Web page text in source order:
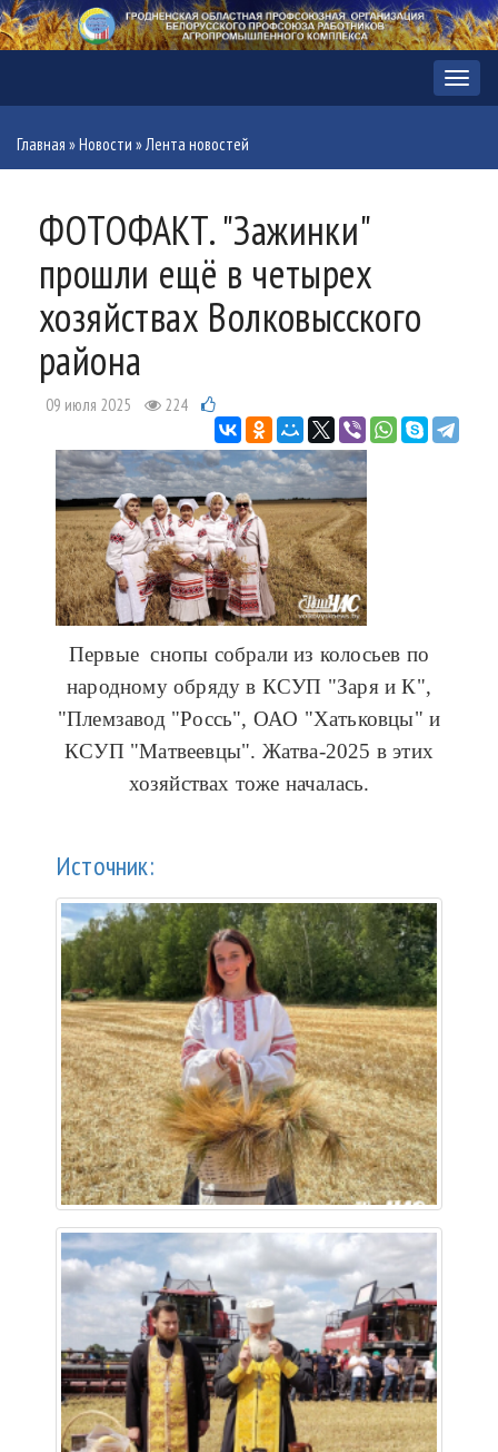
Меню
Главная »Новости »Лента новостей
ФОТОФАКТ. "Зажинки"
прошли ещё в четырех
хозяйствах Волковысского
района
09 июля 2025 224
Первые снопы собрали из колосьев по
народному обряду в КСУП "Заря и К",
"Племзавод "Россь", ОАО "Хатьковцы" и
КСУП "Матвеевцы". Жатва-2025 в этих
хозяйствах тоже началась.
Источник: